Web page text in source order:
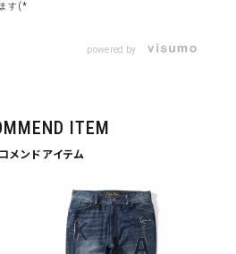
す(*
powered by
ITEM
メンドアイテム